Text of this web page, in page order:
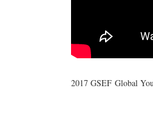
2017 GSEF Global